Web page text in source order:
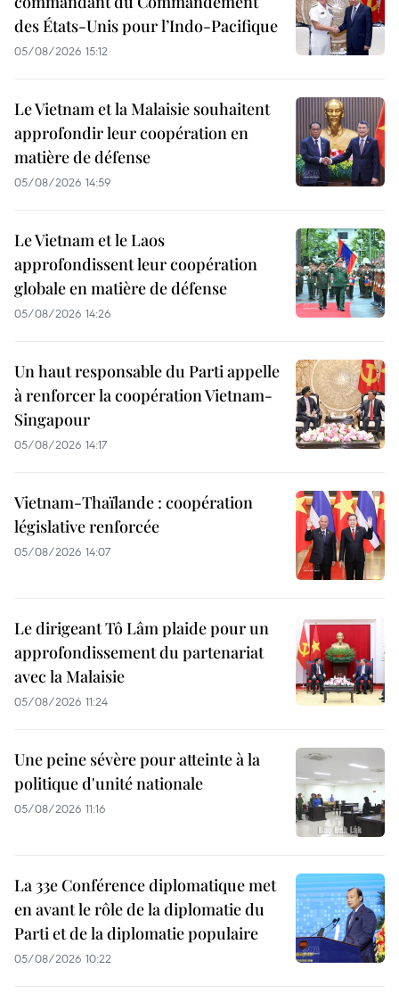
des États-Unis pour l’Indo-Pacifique
05/08/2026 15:12
Le Vietnam et la Malaisie souhaitent
approfondir leur coopération en
matière de défense
05/08/2026 14:59
Le Vietnam et le Laos
approfondissent leur coopération
globale en matière de défense
05/08/2026 14:26
Un haut responsable du Parti appelle
à renforcer la coopération Vietnam-
Singapour
05/08/2026 14:17
Vietnam-Thaïlande : coopération
législative renforcée
05/08/2026 14:07
Le dirigeant Tô Lâm plaide pour un
approfondissement du partenariat
avec la Malaisie
05/08/2026 11:24
Une peine sévère pour atteinte à la
politique d'unité nationale
05/08/2026 11:16
La 33e Conférence diplomatique met
en avant le rôle de la diplomatie du
Parti et de la diplomatie populaire
05/08/2026 10:22